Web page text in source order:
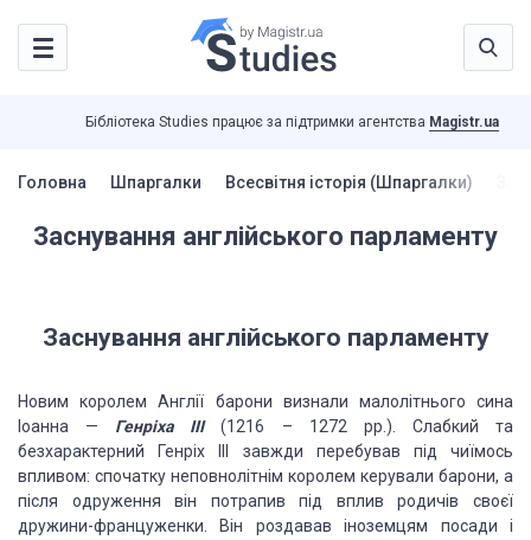
Бібліотека Studies працює за підтримки агентства Magistr.ua
Головна Шпаргалки Всесвітня історія (Шпаргалки)
Заснування англійського парламенту
Заснування англійського парламенту
Новим королем Англії барони визнали малолітнього сина
Іоанна — Генріха ІІІ(1216 – 1272 рр.). Слабкий та
безхарактерний Генріх ІІІ завжди перебував під чиїмось
впливом: спочатку неповнолітнім королем керували барони, а
після одруження він потрапив під вплив родичів своєї
дружини-француженки. Він роздавав іноземцям посади і